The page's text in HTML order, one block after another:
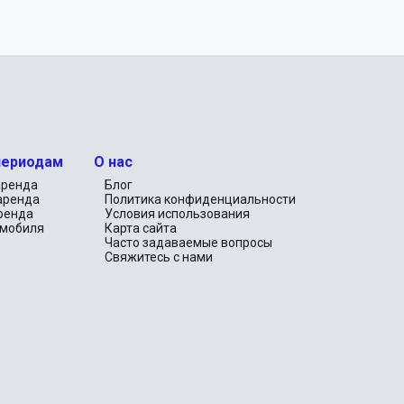
О нас
Блог
Политика конфиденциальности
Условия использования
Карта сайта
Часто задаваемые вопросы
Свяжитесь с нами